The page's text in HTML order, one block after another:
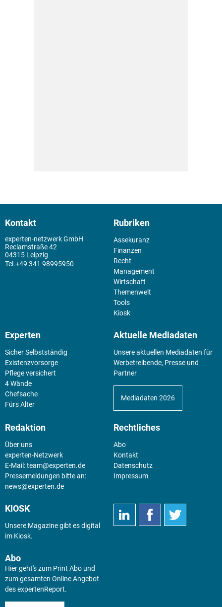
Kontakt
experten-netzwerk GmbH
Reclamstraße 42
04315 Leipzig
+49 341 98995950
Rubriken
Assekuranz
Finanzen
Recht
Management
Wirtschaft
Themenwelt
Tools
Kiosk
Experten
Sicher Selbstständig
Existenz­vorsorge
Pflege versichert
4 Wände
Chefsache
Fürs Alter
Aktuelle Mediadaten
Unsere aktuellen Mediadaten für
Werbetreibende, Presse und
Partner
Mediadaten 2026
Redaktion
Über uns
experten-Netzwerk
E-Mail:team@experten.de
Pressemeldungen bitte an:
news@experten.de
Rechtliches
Abo
Kontakt
Datenschutz
Impressum
KIOSK
Unsere Magazine gibt es digital
im Kiosk.
Abo
Hier geht's zum Print Abo und
zum gesamten Online Angebot
des expertenReport.